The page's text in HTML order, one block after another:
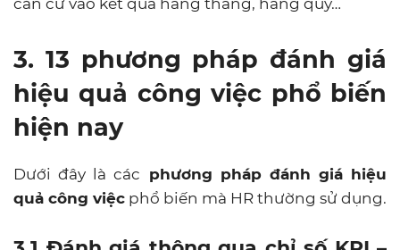
3. 13 phương pháp đánh giá
hiệu quả công việc phổ biến
hiện nay
Dưới đây là các phương pháp đánh giá hiệu
quả công việc phổ biến mà HR thường sử dụng.